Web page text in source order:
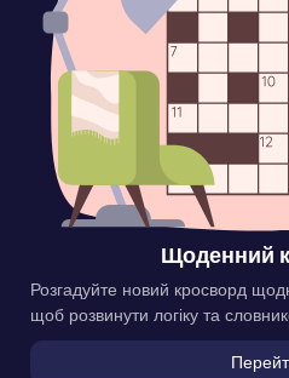
Щоденний
Розгадуйте новий кросворд
щоб розвинути логіку та